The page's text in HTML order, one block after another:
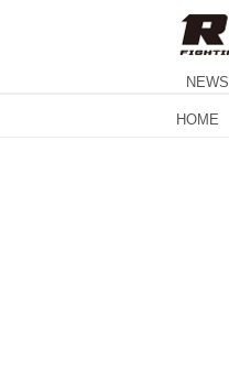
NEWS
HOME